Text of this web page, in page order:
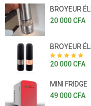
BROYEUR
20 000 CFA
BROYEUR
Note5.00sur
20 000 CFA
MINI FRIDGE
49 000 CFA